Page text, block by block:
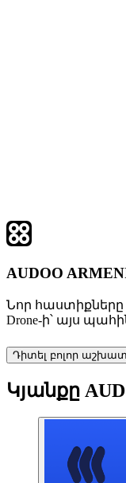
AUDOO
Նոր հաստիքները
Drone-ի՝ այս
Դիտել բոլոր
Կյանքը